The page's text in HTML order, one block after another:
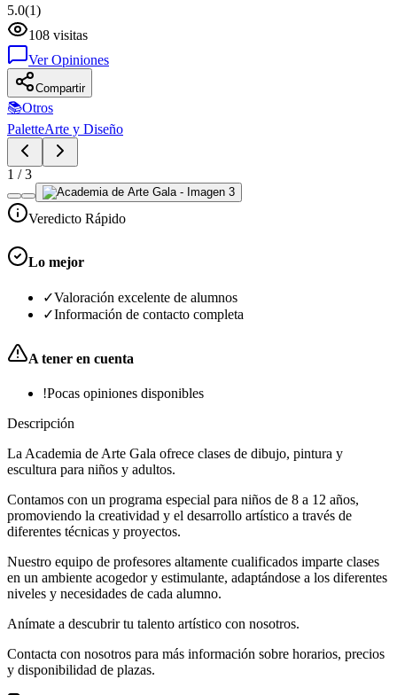
5.0(1)
108 visitas
Ver Opiniones
Compartir
📚Otros
PaletteArte y Diseño
1 /3
Veredicto Rápido
Lo mejor
✓Valoración excelente de alumnos
✓Información de contacto completa
A tener en cuenta
!Pocas opiniones disponibles
Descripción
La Academia de Arte Gala ofrece clases de dibujo, pintura y
escultura para niños y adultos.
Contamos con un programa especial para niños de 8 a 12 años,
promoviendo la creatividad y el desarrollo artístico a través de
diferentes técnicas y proyectos.
Nuestro equipo de profesores altamente cualificados imparte clases
en un ambiente acogedor y estimulante, adaptándose a los diferentes
niveles y necesidades de cada alumno.
Anímate a descubrir tu talento artístico con nosotros.
Contacta con nosotros para más información sobre horarios, precios
y disponibilidad de plazas.